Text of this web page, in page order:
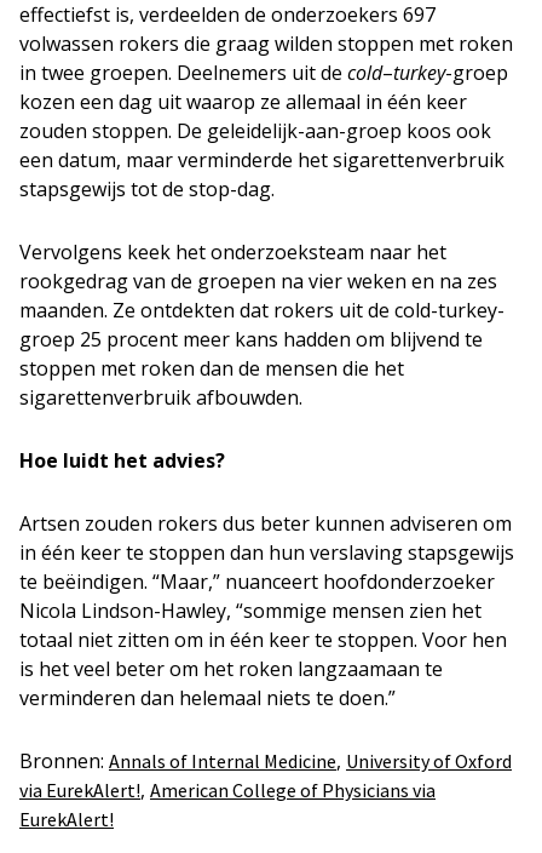
effectiefst is, verdeelden de onderzoekers 697
volwassen rokers die graag wilden stoppen met roken
in twee groepen. Deelnemers uit de cold–turkey-groep
kozen een dag uit waarop ze allemaal in één keer
zouden stoppen. De geleidelijk-aan-groep koos ook
een datum, maar verminderde het sigarettenverbruik
stapsgewijs tot de stop-dag.
Vervolgens keek het onderzoeksteam naar het
rookgedrag van de groepen na vier weken en na zes
maanden. Ze ontdekten dat rokers uit de cold-turkey-
groep 25 procent meer kans hadden om blijvend te
stoppen met roken dan de mensen die het
sigarettenverbruik afbouwden.
Hoe luidt het advies?
Artsen zouden rokers dus beter kunnen adviseren om
in één keer te stoppen dan hun verslaving stapsgewijs
te beëindigen. “Maar,” nuanceert hoofdonderzoeker
Nicola Lindson-Hawley, “sommige mensen zien het
totaal niet zitten om in één keer te stoppen. Voor hen
is het veel beter om het roken langzaamaan te
verminderen dan helemaal niets te doen.”
Bronnen: Annals of Internal Medicine, University of Oxford
via EurekAlert!, American College of Physicians via
EurekAlert!